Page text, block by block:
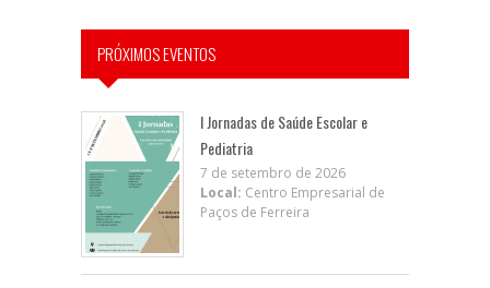
PRÓXIMOS EVENTOS
I Jornadas de Saúde Escolar e
Pediatria
7 de setembro de 2026
Local: Centro Empresarial de
Paços de Ferreira